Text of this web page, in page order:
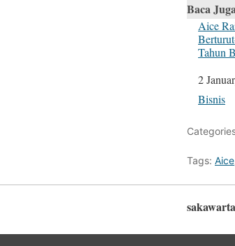
Baca
Aice
Tahun
Date
2
In
Bisnis
Tags: Aice